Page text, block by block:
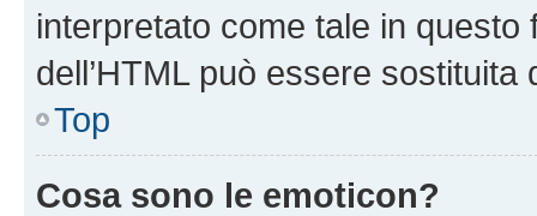
interpretato come tale in
dell’HTML può essere sostituita
Top
Cosa sono le emoticon?